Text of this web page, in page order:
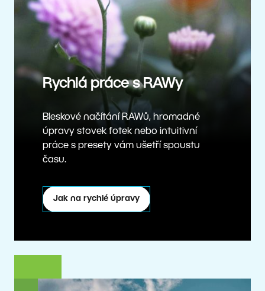
Rychlá práce s RAWy
Bleskové načítání RAWů, hromadné
úpravy stovek fotek nebo intuitivní
práce s presety vám ušetří spoustu
času.
Jak na rychlé úpravy